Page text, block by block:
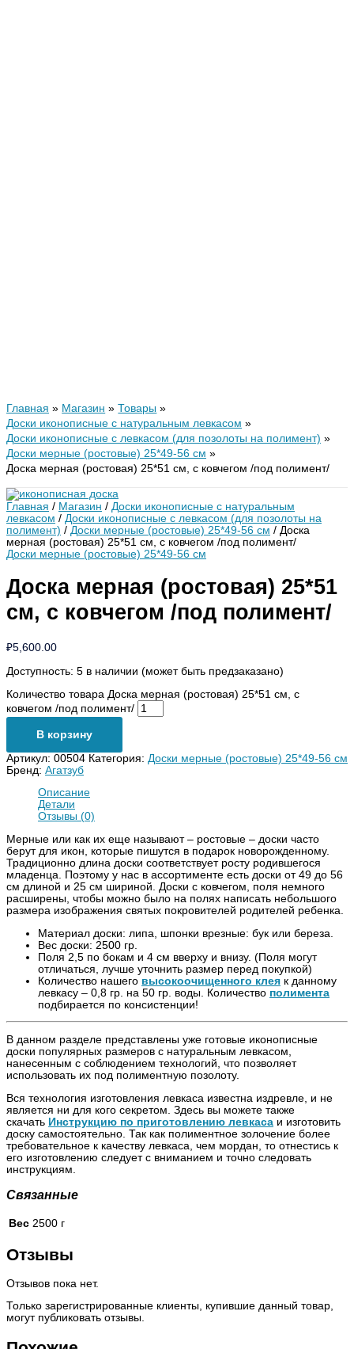
Главная Магазин
Товары
Доски иконописные с натуральным левкасом
Доски иконописные с левкасом (для позолоты на полимент)
Доски мерные (ростовые) 25*49-56 см
Доска мерная (ростовая) 25*51 см, с ковчегом /под полимент/
Главная / Магазин / Доски иконописные с натуральным
левкасом / Доски иконописные с левкасом (для позолоты на
полимент) / Доски мерные (ростовые) 25*49-56 см / Доска
мерная (ростовая) 25*51 см, с ковчегом /под полимент/
Доски мерные (ростовые) 25*49-56 см
Доска мерная (ростовая) 25*51
см, с ковчегом /под полимент/
₽5,600.00
Доступность: 5 в наличии (может быть предзаказано)
Количество товара Доска мерная (ростовая) 25*51 см, с
ковчегом /под полимент/
В корзину
Артикул: 00504 Категория: Доски мерные (ростовые) 25*49-56 см
Бренд: Агатзуб
Описание
Детали
Отзывы (0)
Мерные или как их еще называют – ростовые – доски часто
берут для икон, которые пишутся в подарок новорожденному.
Традиционно длина доски соответствует росту родившегося
младенца. Поэтому у нас в ассортименте есть доски от 49 до 56
см длиной и 25 см шириной. Доски с ковчегом, поля немного
расширены, чтобы можно было на полях написать небольшого
размера изображения святых покровителей родителей ребенка.
Материал доски: липа, шпонки врезные: бук или береза.
Вес доски: 2500 гр.
Поля 2,5 по бокам и 4 см вверху и внизу. (Поля могут
отличаться, лучше уточнить размер перед покупкой)
Количество нашего высокоочищенного клея к данному
левкасу – 0,8 гр. на 50 гр. воды. Количество полимента
подбирается по консистенции!
В данном разделе представлены уже готовые иконописные
доски популярных размеров с натуральным левкасом,
нанесенным с соблюдением технологий, что позволяет
использовать их под полиментную позолоту.
Вся технология изготовления левкаса известна издревле, и не
является ни для кого секретом. Здесь вы можете также
скачать Инструкцию по приготовлению левкаса и изготовить
доску самостоятельно. Так как полиментное золочение более
требовательное к качеству левкаса, чем мордан, то отнестись к
его изготовлению следует с вниманием и точно следовать
инструкциям.
Связанные
Вес 2500 г
Отзывы
Отзывов пока нет.
Только зарегистрированные клиенты, купившие данный товар,
могут публиковать отзывы.